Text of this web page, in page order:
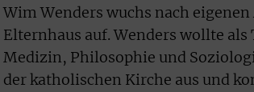
Wim Wenders wuchs nach
Elternhaus auf. Wenders wollte
Medizin, Philosophie und
der katholischen Kirche aus und